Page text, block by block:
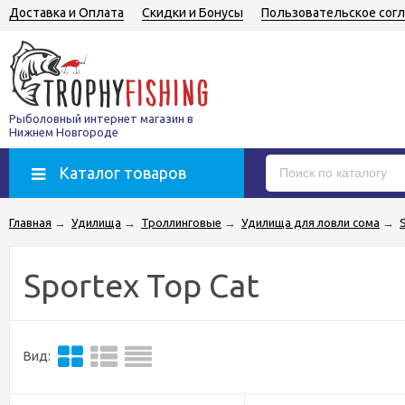
Доставка и Оплата Скидки и Бонусы Пользовательское
Рыболовный интернет магазин в
Нижнем Новгороде
Каталог товаров
Главная → Удилища → Троллинговые → Удилища для ловли сома →
Sportex Top Cat
Вид: